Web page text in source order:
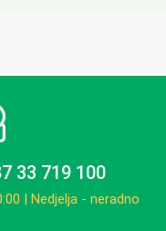
33 719 100
| Nedjelja - neradno